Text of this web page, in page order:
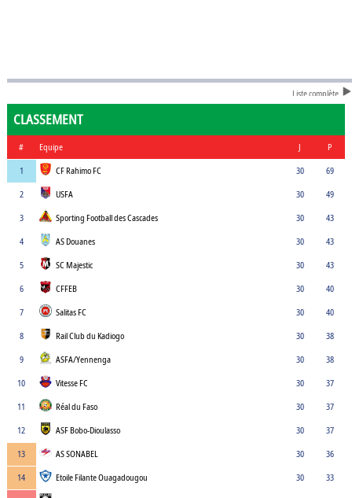
Liste complète
CLASSEMENT
# Equipe J
P
1
CF Rahimo FC 30
69
2
USFA 30
49
3
Sporting Football des Cascades 30
43
4
AS Douanes 30
43
5
SC Majestic 30
43
6
CFFEB 30
40
7
Salitas FC 30
40
8
Rail Club du Kadiogo 30
38
9
ASFA/Yennenga 30
38
10
Vitesse FC 30
37
11
Réal du Faso 30
37
12
ASF Bobo-Dioulasso 30
37
13
AS SONABEL 30
36
14
Etoile Filante Ouagadougou 30
33